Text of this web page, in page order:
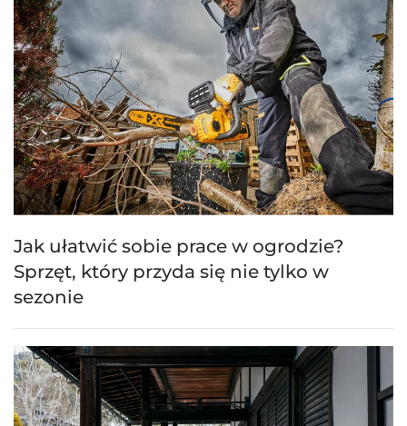
Jak ułatwić sobie prace w ogrodzie?
Sprzęt, który przyda się nie tylko w
sezonie